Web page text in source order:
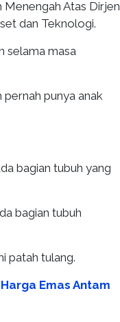
Atas Dirjen
dan Teknologi.
selama masa
punya anak
bagian tubuh yang
bagian tubuh
patah tulang.
Emas Antam